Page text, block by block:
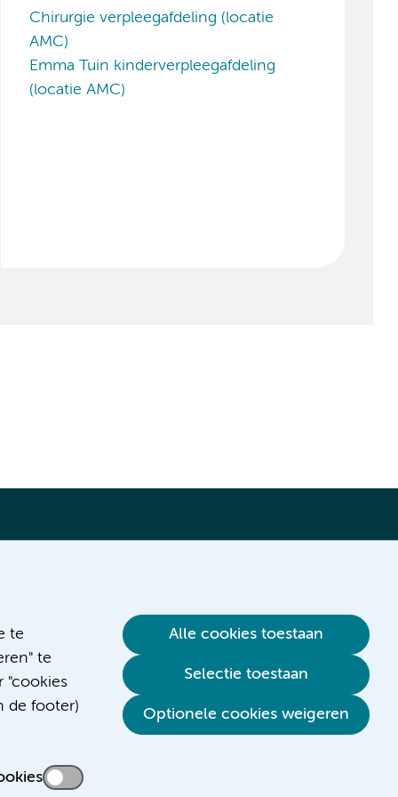
Chirurgie verpleegafdeling (locatie
AMC)
Emma Tuin kinderverpleegafdeling
(locatie AMC)
te
te
"cookies
de footer)
Alle cookies toestaan
Selectie toestaan
Optionele cookies weigeren